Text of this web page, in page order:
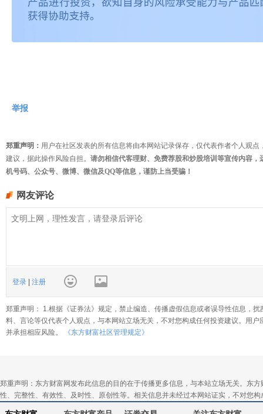
举报
郑重声明： 用户在社区发表的所有信息将由本网站记录保存，仅代表作者个人观
建议，据此操作风险自担。 请勿相信代客理财、免费荐股和炒股培训等宣传内容
机号码、公众号、微博、微信及QQ等信息，谨防上当受骗！
网友评论
登录 注册
郑重声明： 1.根据《证券法》规定，禁止编造、传播虚假信息或者误导性信息，
料、言论等仅代表个人观点，与本网站立场无关，不对您构成任何投资建议。用
并承担相应风险。
《东方财富社区管理规定》
郑重声明：东方财富网发布此信息的目的在于传播更多信息，与本站立场无关。东
性、完整性、有效性、及时性、原创性等。相关信息并未经过本网站证实，不对您